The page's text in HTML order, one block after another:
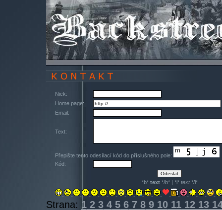
Nick:
Home page:
Email:
Text:
Přepište tento odesílací kód do příslušného pole:
Kód:
*b* text*/b* | *i* text*/i*
Strana: 12345678910111213